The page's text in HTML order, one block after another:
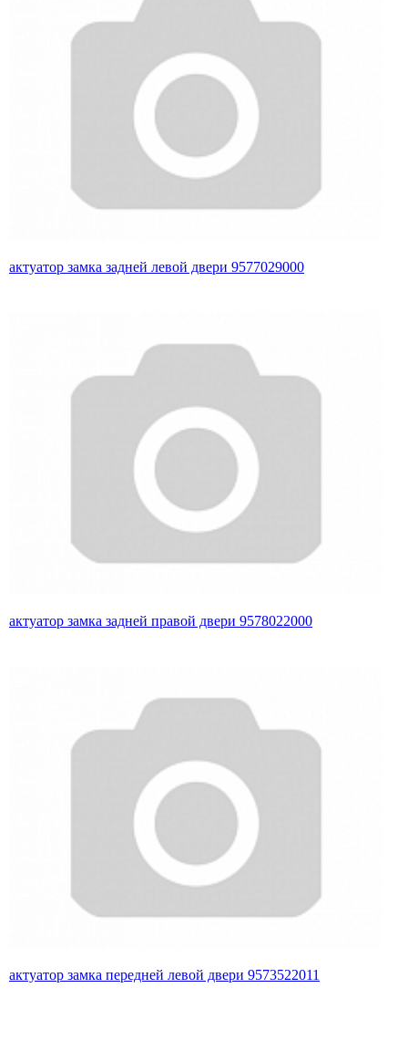
актуатор замка задней левой двери 9577029000
актуатор замка задней правой двери 9578022000
актуатор замка передней левой двери 9573522011